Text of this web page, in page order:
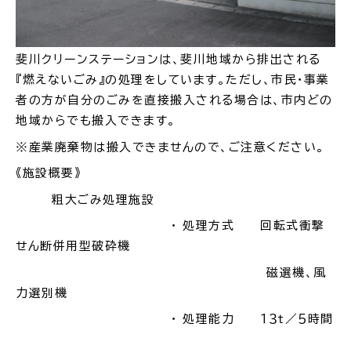
場面 から探す
結婚・離婚
就職・転職・退職
斐川クリーンステーションは、斐川地域から排出される
『燃えないごみ』の処理をしています。ただし、市民・事業
者の方が自分のごみを直接搬入される場合は、市内どの
地域からでも搬入できます。
※産業廃棄物は搬入できませんので、ご注意ください。
《施設概要》
粗大ごみ処理施設
・ 処理方式 回転式衝撃
せん断併用型破砕機
磁選機、風
力選別機
・ 処理能力 １３ｔ／５時間